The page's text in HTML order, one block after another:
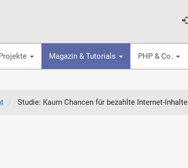
Magazin & Tutorials PHP & Co.
Studie: Kaum Chancen für bezahlte Internet-Inhalte